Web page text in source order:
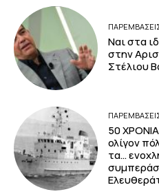
Ναι στα
στην
Στέλιου
50
ολίγον
τα…